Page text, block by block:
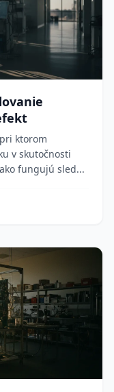
ktorom
v skutočnosti
fungujú sled...